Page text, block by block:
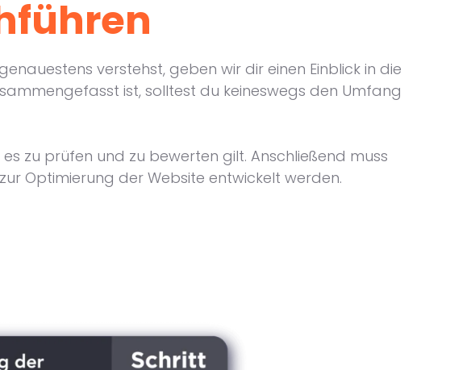
verstehst, geben wir dir einen Einblick in die
ist, solltest du keineswegs den Umfang
zu prüfen und zu bewerten gilt. Anschließend muss
Optimierung der Website entwickelt werden.